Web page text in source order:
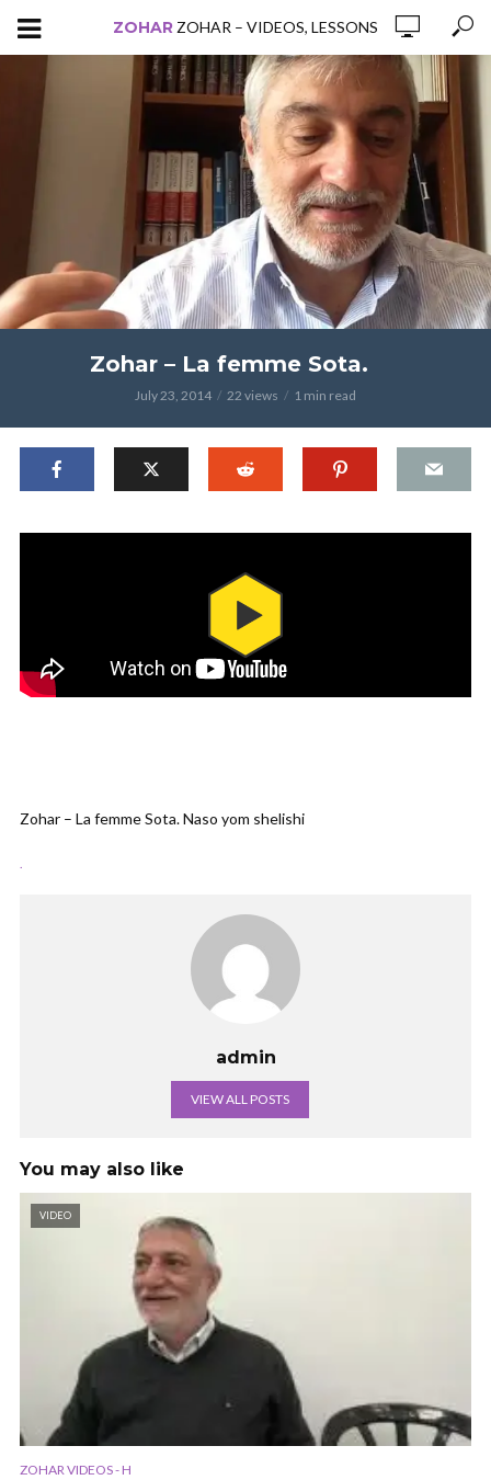
ZOHAR ZOHAR – VIDEOS, LESSONS
Zohar – La femme Sota.
July 23, 2014 22 views 1 min read
Zohar – La femme Sota. Naso yom shelishi
admin
VIEW ALL POSTS
You may also like
VIDEO
ZOHAR VIDEOS - H